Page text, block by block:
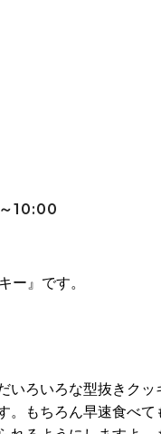
10:00
ー』です。
ろいろな型抜きク
もちろん早速食べ